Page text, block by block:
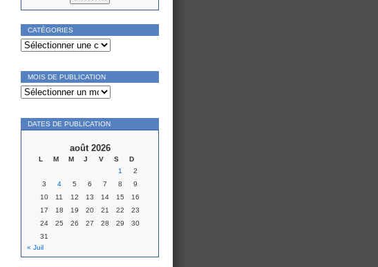
CATÉGORIES
Catégories
MOIS DE PUBLICATION
Mois
de
publication
DATES DE PUBLICATION
août 2026
L M M J V S
D
1
2
3
4 5 6 7 8
9
10
11 12 13 14 15
16
17
18 19 20 21 22
23
24
25 26 27 28 29
30
31
« Juil